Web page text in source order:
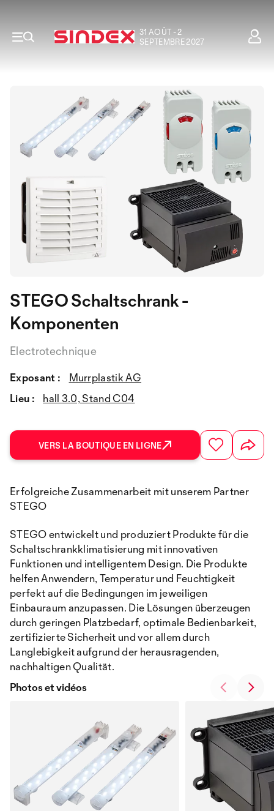
31 AOÛT - 2
SEPTEMBRE 2027
STEGO Schaltschrank -
Komponenten
Electrotechnique
Exposant :
Murrplastik AG
Lieu :
hall 3.0, Stand C04
VERS LA BOUTIQUE EN LIGNE
Erfolgreiche Zusammenarbeit mit unserem Partner
STEGO
STEGO entwickelt und produziert Produkte für die
Schaltschrankklimatisierung mit innovativen
Funktionen und intelligentem Design. Die Produkte
helfen Anwendern, Temperatur und Feuchtigkeit
perfekt auf die Bedingungen im jeweiligen
Einbauraum anzupassen. Die Lösungen überzeugen
durch geringen Platzbedarf, optimale Bedienbarkeit,
zertifizierte Sicherheit und vor allem durch
Langlebigkeit aufgrund der herausragenden,
nachhaltigen Qualität.
Photos et vidéos